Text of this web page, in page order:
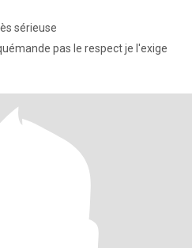
sérieuse
pas le respect je l'exige